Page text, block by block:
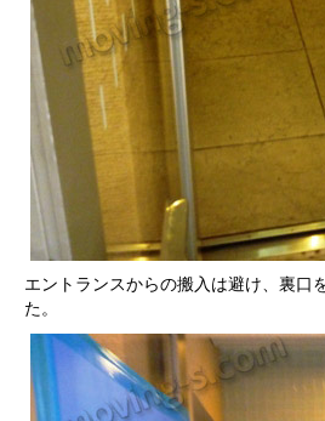
エントランスからの搬入は避け、裏口
た。